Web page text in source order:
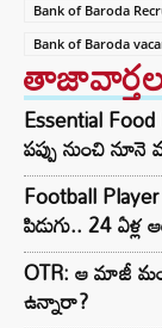
Bank of Baroda
Bank of Baroda
Essential
పప్పు నుంచి నూనె
Football
పిడుగు.. 24
OTR: ఆ మాజీ
ఉన్నారా?